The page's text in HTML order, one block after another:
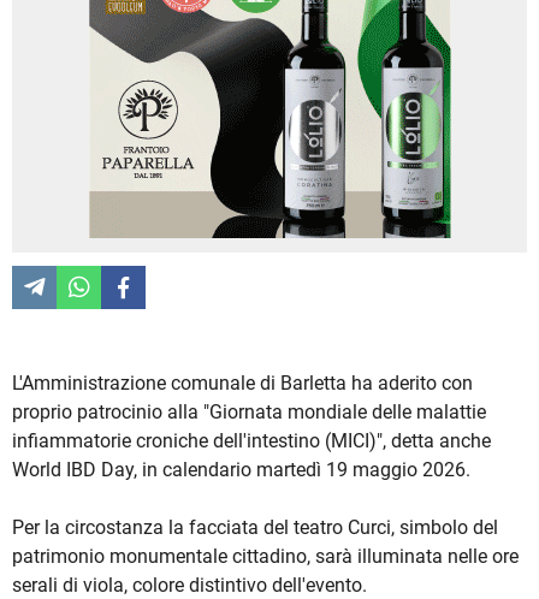
L'Amministrazione comunale di Barletta ha aderito con
proprio patrocinio alla "Giornata mondiale delle malattie
infiammatorie croniche dell'intestino (MICI)", detta anche
World IBD Day, in calendario martedì 19 maggio 2026.
Per la circostanza la facciata del teatro Curci, simbolo del
patrimonio monumentale cittadino, sarà illuminata nelle ore
serali di viola, colore distintivo dell'evento.